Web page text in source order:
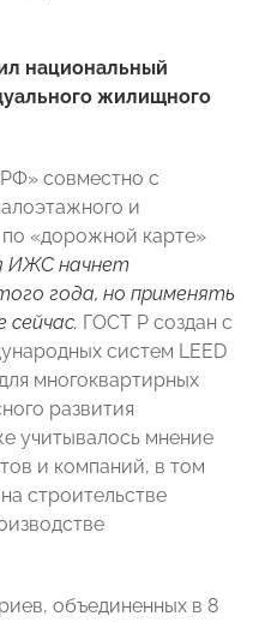
национальный
жилищного
совместно с
и
по «дорожной карте»
ИЖС начнет
года, но применять
ГОСТ Р создан с
систем LEED
многоквартирных
развития
учитывалось мнение
и компаний, в том
строительстве
объединенных в 8